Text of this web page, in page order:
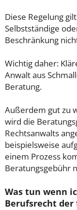
Diese Regelung
Selbstständige
Beschränkung
Wichtig daher:
Anwalt aus
Beratung.
Außerdem gut zu
wird die
Rechtsanwalts
beispielsweise
einem Prozess
Beratungsgebühr
Was tun wenn
Berufsrecht